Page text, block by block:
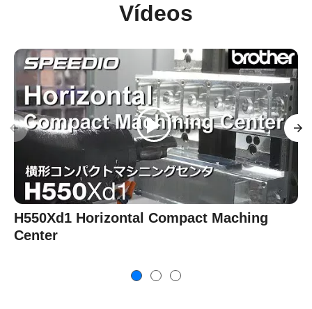
Vídeos
H550Xd1 Horizontal Compact Maching
Center